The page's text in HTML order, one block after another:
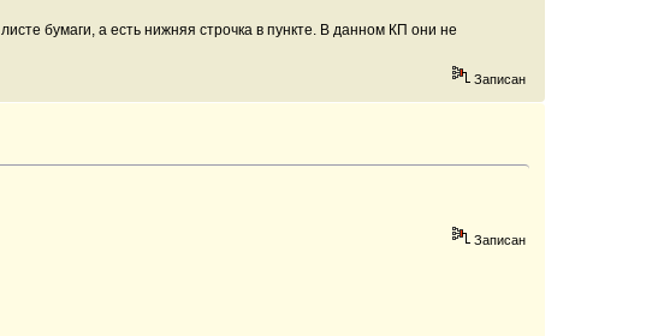
бумаги, а есть нижняя строчка в пункте. В данном КП они не
Записан
Записан